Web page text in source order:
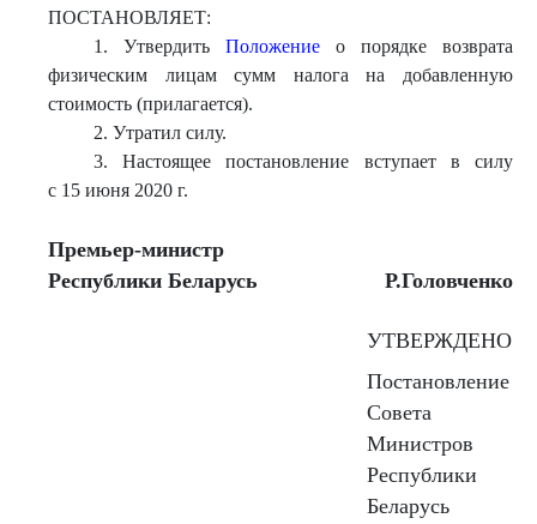
ПОСТАНОВЛЯЕТ:
1. Утвердить Положениео порядке возврата
физическим лицам сумм налога на добавленную
стоимость (прилагается).
2. Утратил силу.
3. Настоящее постановление вступает в силу
с 15 июня 2020 г.
Премьер-министр
Республики Беларусь
Р.Головченко
УТВЕРЖДЕНО
Постановление
Совета
Министров
Республики
Беларусь